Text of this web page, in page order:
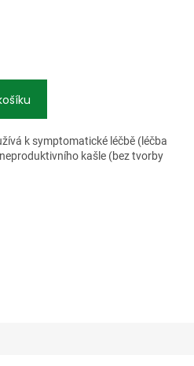
k symptomatické léčbě (léčba
kašle (bez tvorby